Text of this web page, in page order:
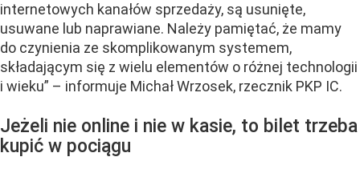
internetowych kanałów sprzedaży, są usunięte,
usuwane lub naprawiane. Należy pamiętać, że mamy
do czynienia ze skomplikowanym systemem,
składającym się z wielu elementów o różnej technologii
i wieku” – informuje Michał Wrzosek, rzecznik PKP IC.
Jeżeli nie online i nie w kasie, to bilet trzeba
kupić w pociągu